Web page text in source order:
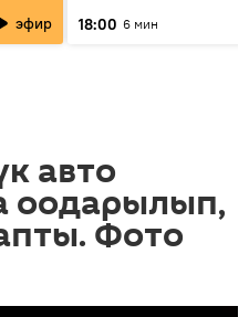
эфир
18:00 6 мин
авто
оодарылып,
Фото